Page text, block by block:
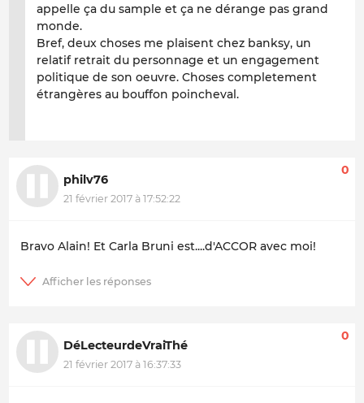
appelle ça du sample et ça ne dérange pas grand
monde.
Bref, deux choses me plaisent chez banksy, un
relatif retrait du personnage et un engagement
politique de son oeuvre. Choses completement
étrangères au bouffon poincheval.
philv76
21 février 2017 à 17:52:22
0
Bravo Alain! Et Carla Bruni est....d'ACCOR avec moi!
DéLecteurdeVraiThé
21 février 2017 à 16:37:33
0